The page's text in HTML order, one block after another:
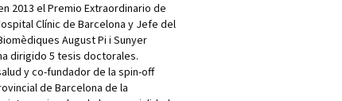
2013 el Premio Extraordinario de
Clínic de Barcelona y Jefe del
August Pi i Sunyer
dirigido 5 tesis doctorales.
y co-fundador de la spin-off
de Barcelona de la